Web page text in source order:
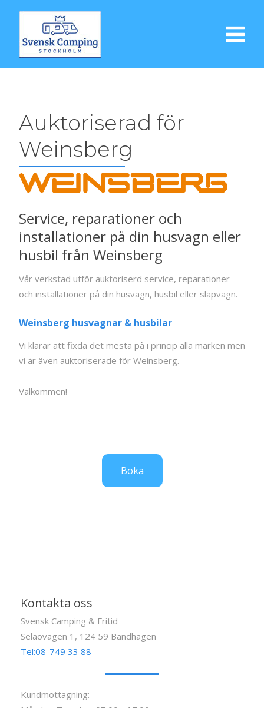
Kontakta oss
Svensk Camping & Fritid
Selaövägen 1, 124 59 Bandhagen
Tel:08-749 33 88
Kundmottagning:
Auktoriserad för
Weinsberg
Service, reparationer och
installationer på din husvagn eller
husbil från Weinsberg
Vår verkstad utför auktoriserd service, reparationer
och installationer på din husvagn, husbil eller släpvagn.
Weinsberg husvagnar & husbilar
Vi klarar att fixda det mesta på i princip alla märken men
vi är även auktoriserade för Weinsberg.
Välkommen!
Boka